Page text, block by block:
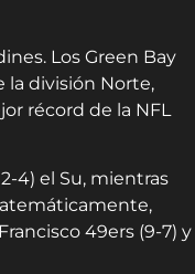
Los Green Bay
la división Norte,
récord de la NFL
4) el Su, mientras
49ers (9-7) y